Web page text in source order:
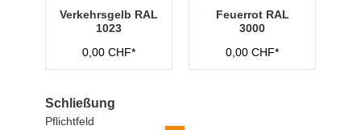
Verkehrsgelb RAL
1023
0,00 CHF*
Feuerrot RAL
3000
0,00 CHF*
Schließung
Pflichtfeld